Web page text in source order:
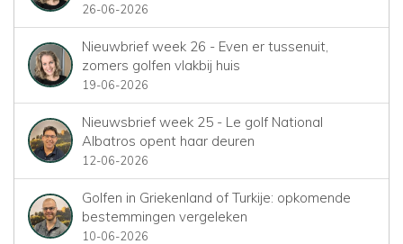
26-06-2026
Nieuwbrief week 26 - Even er tussenuit,
zomers golfen vlakbij huis
19-06-2026
Nieuwsbrief week 25 - Le golf National
Albatros opent haar deuren
12-06-2026
Golfen in Griekenland of Turkije: opkomende
bestemmingen vergeleken
10-06-2026